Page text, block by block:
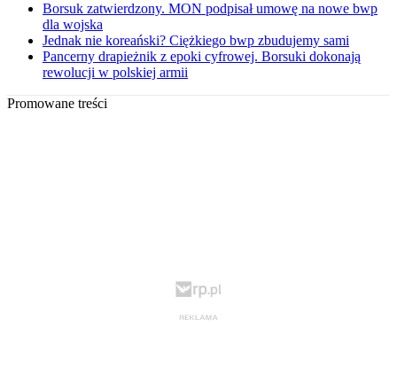
Borsuk zatwierdzony. MON podpisał umowę na nowe bwp
dla wojska
Jednak nie koreański? Ciężkiego bwp zbudujemy sami
Pancerny drapieżnik z epoki cyfrowej. Borsuki dokonają
rewolucji w polskiej armii
Promowane treści